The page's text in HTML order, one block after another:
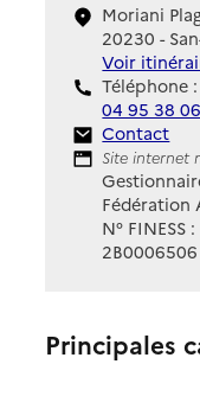
Moriani
20230 -
Voir
Téléphone :
04 95 38
Contact
Contact
Site
Site internet
Fédération
N° FINESS :
2B0006506
Principales